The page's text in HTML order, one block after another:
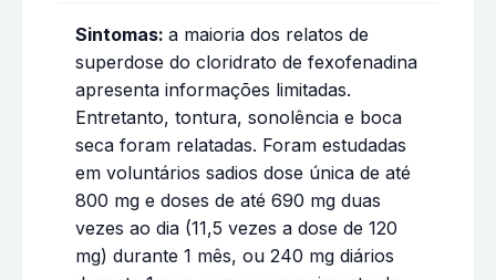
Sintomas: a maioria dos relatos de
superdose do cloridrato de fexofenadina
apresenta informações limitadas.
Entretanto, tontura, sonolência e boca
seca foram relatadas. Foram estudadas
em voluntários sadios dose única de até
800 mg e doses de até 690 mg duas
vezes ao dia (11,5 vezes a dose de 120
mg) durante 1 mês, ou 240 mg diários